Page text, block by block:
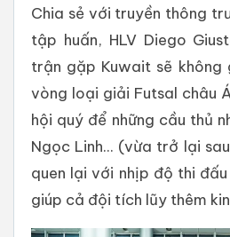
Chia sẻ với truyền thông
tập huấn, HLV Diego
trận gặp Kuwait sẽ không
vòng loại giải Futsal châu
hội quý để những cầu thủ
Ngọc Linh... (vừa trở lại
quen lại với nhịp độ thi
giúp cả đội tích lũy thêm